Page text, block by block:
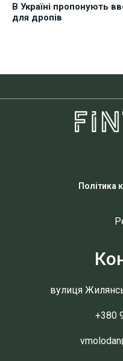
В Україні пропонують
для дропів
Політика
вулиця
+380